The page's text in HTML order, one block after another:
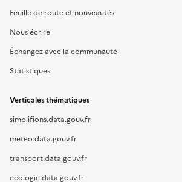
Feuille de route et nouveautés
Nous écrire
Échangez avec la communauté
Statistiques
Verticales thématiques
simplifions.data.gouv.fr
meteo.data.gouv.fr
transport.data.gouv.fr
ecologie.data.gouv.fr